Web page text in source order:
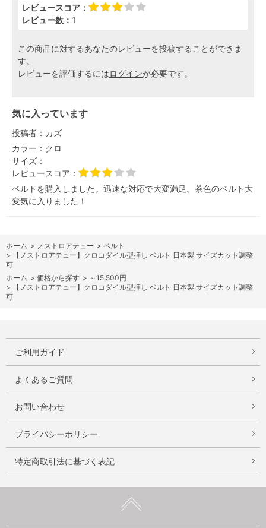
レビュースコア：
レビュー数： 1
この商品に対するあなたのレビューを投稿することができま
す。
レビューを評価するにはログインが必要です。
気に入っています
投稿者： カズ
カラー： クロ
サイズ：
レビュースコア：
ベルトを購入しました。迅速な対応で大変満足。茶色のベルト大
変気に入りました！
ホーム > ノストロアテュー > ベルト
>
【ノストロアテュー】クロコダイル型押し ベルト 日本製 サイズカット調整
可
ホーム > 価格から探す > ～15,500円
>
【ノストロアテュー】クロコダイル型押し ベルト 日本製 サイズカット調整
可
ご利用ガイド
よくあるご質問
お問い合わせ
プライバシーポリシー
特定商取引法に基づく表記